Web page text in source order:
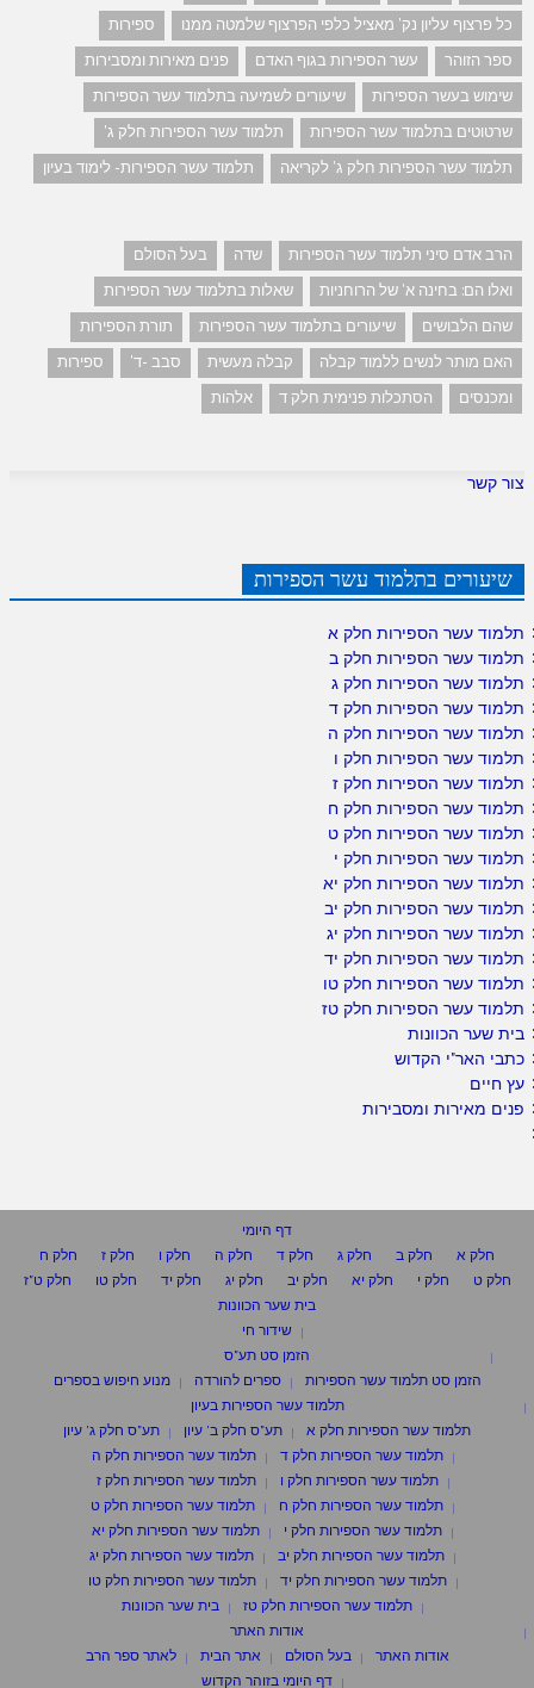
כל פרצוף עליון נק' מאציל כלפי הפרצוף שלמטה ממנו
ספירות
ספר הזוהר
עשר הספירות בגוף האדם
פנים מאירות ומסבירות
שימוש בעשר הספירות
שיעורים לשמיעה בתלמוד עשר הספירות
שרטוטים בתלמוד עשר הספירות
תלמוד עשר הספירות חלק ג'
תלמוד עשר הספירות חלק ג' לקריאה
תלמוד עשר הספירות- לימוד בעיון
הרב אדם סיני תלמוד עשר הספירות שדה
בעל הסולם
ואלו הם: בחינה א' של הרוחניות
שאלות בתלמוד עשר הספירות
שהם הלבושים
שיעורים בתלמוד עשר הספירות
תורת הספירות
האם מותר לנשים ללמוד קבלה
קבלה מעשית סבב -ד'
ספירות
ומכנסים
הסתכלות פנימית חלק ד אלהות
צור קשר
שיעורים בתלמוד עשר הספירות
תלמוד עשר הספירות חלק א
תלמוד עשר הספירות חלק ב
תלמוד עשר הספירות חלק ג
תלמוד עשר הספירות חלק ד
תלמוד עשר הספירות חלק ה
תלמוד עשר הספירות חלק ו
תלמוד עשר הספירות חלק ז
תלמוד עשר הספירות חלק ח
תלמוד עשר הספירות חלק ט
תלמוד עשר הספירות חלק י
תלמוד עשר הספירות חלק יא
תלמוד עשר הספירות חלק יב
תלמוד עשר הספירות חלק יג
תלמוד עשר הספירות חלק יד
תלמוד עשר הספירות חלק טו
תלמוד עשר הספירות חלק טז
בית שער הכוונות
כתבי האר"י הקדוש
עץ חיים
פנים מאירות ומסבירות
דף היומי
חלק א
חלק ב חלק ג חלק ד חלק ה חלק ו חלק ז
חלק ח
חלק ט
חלק י חלק יא חלק יב חלק יג חלק יד חלק טו
חלק ט"ז
בית שער הכוונות
שידור חי
הזמן סט תע"ס
הזמן סט תלמוד עשר הספירות
ספרים להורדה
מנוע חיפוש בספרים
תלמוד עשר הספירות בעיון
תלמוד עשר הספירות חלק א
תע"ס חלק ב' עיון
תע"ס חלק ג' עיון
תלמוד עשר הספירות חלק ד
תלמוד עשר הספירות חלק ה
תלמוד עשר הספירות חלק ו
תלמוד עשר הספירות חלק ז
תלמוד עשר הספירות חלק ח
תלמוד עשר הספירות חלק ט
תלמוד עשר הספירות חלק י
תלמוד עשר הספירות חלק יא
תלמוד עשר הספירות חלק יב
תלמוד עשר הספירות חלק יג
תלמוד עשר הספירות חלק יד
תלמוד עשר הספירות חלק טו
תלמוד עשר הספירות חלק טז
בית שער הכוונות
אודות האתר
אודות האתר
בעל הסולם אתר הבית
לאתר ספר הרב
דף היומי בזוהר הקדוש